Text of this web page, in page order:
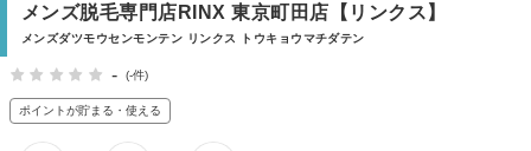
メンズ脱毛専門店RINX 東京町田店【リンクス】
メンズダツモウセンモンテン リンクス トウキョウマチダテン
- (-件)
ポイントが貯まる・使える